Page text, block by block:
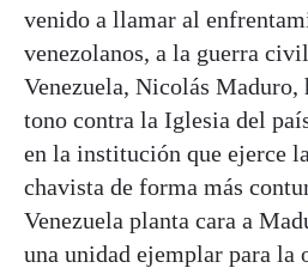
venido a llamar al
venezolanos, a la guerra
Venezuela, Nicolás Maduro,
tono contra la Iglesia del
en la institución que ejerce
chavista de forma más
Venezuela planta cara a
una unidad ejemplar para la